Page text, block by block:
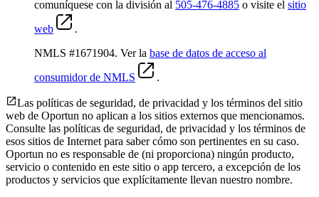
comuníquese con la división al 505-476-4885 o visite el sitio
web
.
NMLS #1671904. Ver la base de datos de acceso al
consumidor de NMLS
.
Las políticas de seguridad, de privacidad y los términos del sitio
web de Oportun no aplican a los sitios externos que mencionamos.
Consulte las políticas de seguridad, de privacidad y los términos de
esos sitios de Internet para saber cómo son pertinentes en su caso.
Oportun no es responsable de (ni proporciona) ningún producto,
servicio o contenido en este sitio o app tercero, a excepción de los
productos y servicios que explícitamente llevan nuestro nombre.